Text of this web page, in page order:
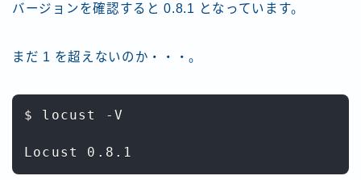
バージョンを確認すると 0.8.1 となっています。
まだ 1 を超えないのか・・・。
$ locust -V